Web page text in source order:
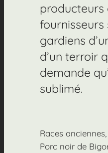
producteurs
fournisseurs
gardiens
d’un terroir
demande
sublimé.
Races
Porc noir de